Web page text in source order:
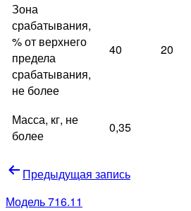
Зона
срабатывания,
% от верхнего
предела
срабатывания,
не более
40 20
Масса, кг, не
более
0,35
Навигация
по
Предыдущая запись
Модель 716.11